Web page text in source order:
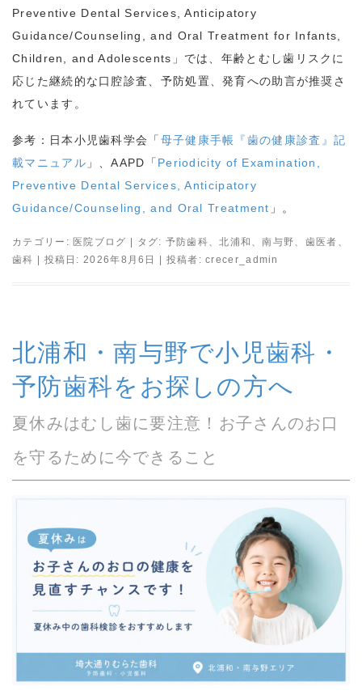
Preventive Dental Services, Anticipatory
Guidance/Counseling, and Oral Treatment for Infants,
Children, and Adolescents 」では、年齢とむし歯リスクに
応じた継続的な口腔診査、予防処置、発育への助言が推奨さ
れています。
参考：日本小児歯科学会「 母子健康手帳『歯の健康診査』記
載マニュアル 」、AAPD 「 Periodicity of Examination,
Preventive Dental Services, Anticipatory
Guidance/Counseling, and Oral Treatment 」。
カテゴリー: 医院ブログ | タグ: 予防歯科、北浦和 、南与野、 歯医者 、
歯科
| 投稿日:2026年8月6日 投稿者:crecer_admin
北浦和・南与野で小児歯科・
予防歯科をお探しの方へ
夏休みはむし歯に要注意！お子さんのお口
を守るために今できること